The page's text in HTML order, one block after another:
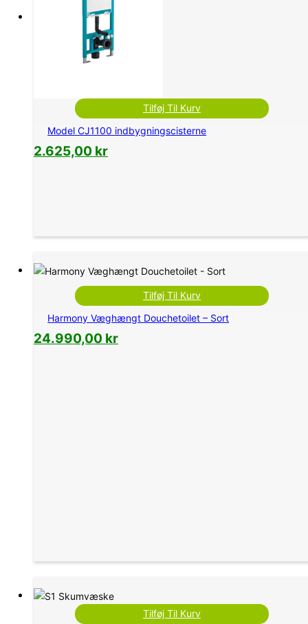
Tilføj Til Kurv
Model CJ1100 indbygningscisterne
2.625,00 kr
Tilføj Til Kurv
Harmony Væghængt Douchetoilet – Sort
24.990,00 kr
Tilføj Til Kurv